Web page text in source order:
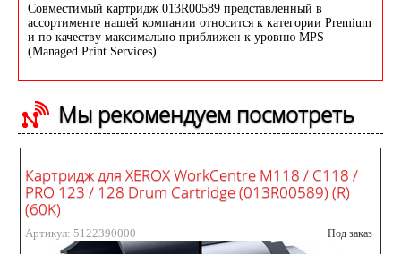
Совместимый картридж 013R00589 представленный в
ассортименте нашей компании относится к категории Premium
и по качеству максимально приближен к уровню MPS
(Managed Print Services).
Мы рекомендуем посмотреть
Картридж для XEROX WorkCentre M118 / C118 /
PRO 123 / 128 Drum Cartridge (013R00589) (R)
(60K)
Артикул: 5122390000 Под заказ